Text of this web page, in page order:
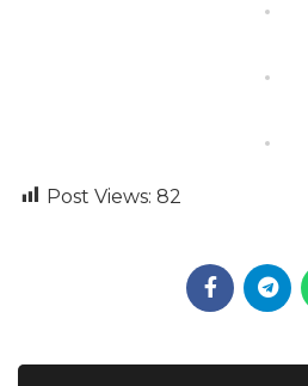
Post Views: 82